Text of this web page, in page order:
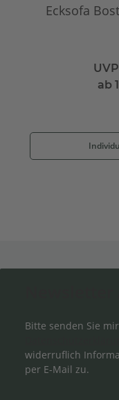
Ecksofa
ab
Bitte senden Sie
widerruflich
per E-Mail zu.